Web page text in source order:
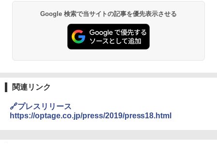
Google 検索で当サイトの記事を優先表示させる
関連リンク
🔗プレスリリース
https://optage.co.jp/press/2019/press18.html